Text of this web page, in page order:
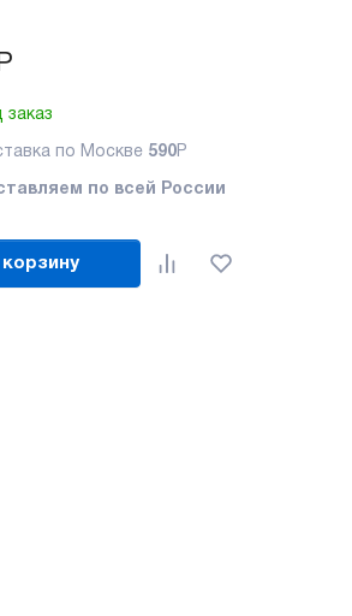
Р
заказ
по Москве 590Р
по всей России
корзину